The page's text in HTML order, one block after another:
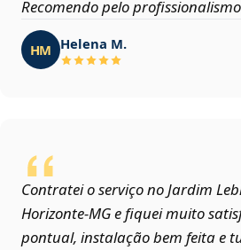
Recomendo pelo
HM Helena M.
Contratei o serviço no Jardim
Horizonte‑MG e fiquei muito
pontual, instalação bem feita e